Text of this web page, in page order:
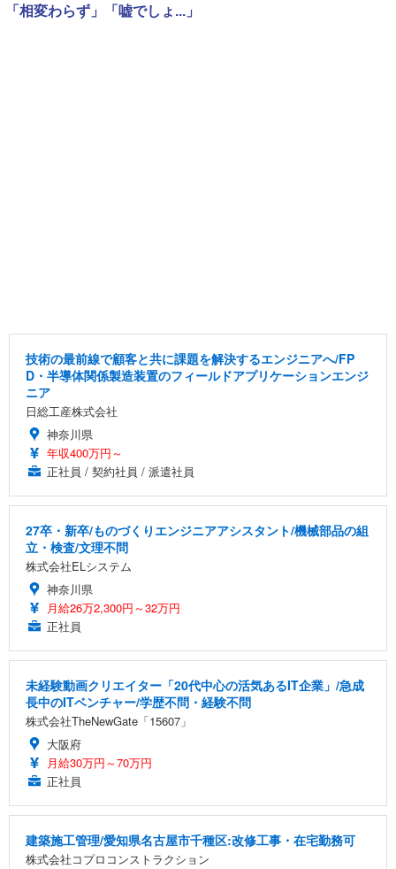
「相変わらず」「嘘でしょ...」
技術の最前線で顧客と共に課題を解決するエンジニアへ/FP
D・半導体関係製造装置のフィールドアプリケーションエンジ
ニア
日総工産株式会社
神奈川県
年収400万円～
正社員 / 契約社員 / 派遣社員
27卒・新卒/ものづくりエンジニアアシスタント/機械部品の組
立・検査/文理不問
株式会社ELシステム
神奈川県
月給26万2,300円～32万円
正社員
未経験動画クリエイター「20代中心の活気あるIT企業」/急成
長中のITベンチャー/学歴不問・経験不問
株式会社TheNewGate「15607」
大阪府
月給30万円～70万円
正社員
建築施工管理/愛知県名古屋市千種区:改修工事・在宅勤務可
株式会社コプロコンストラクション